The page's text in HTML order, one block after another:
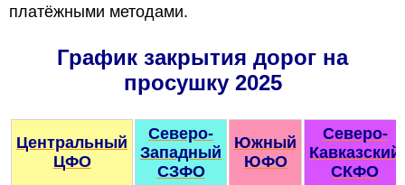
платёжными методами.
График закрытия дорог на
просушку 2025
Центральный
ЦФО
Северо-
Западный
СЗФО
Южный
ЮФО
Северо-
Кавказский
СКФО